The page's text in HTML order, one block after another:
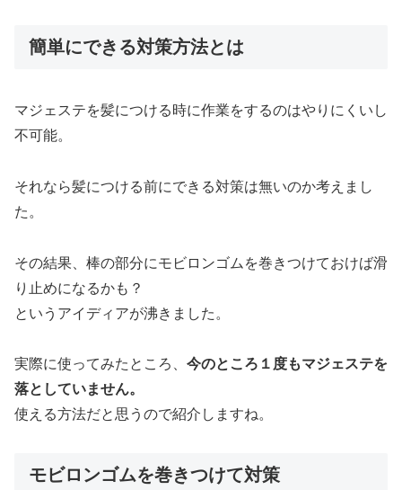
簡単にできる対策方法とは
マジェステを髪につける時に作業をするのはやりにくいし
不可能。
それなら髪につける前にできる対策は無いのか考えまし
た。
その結果、棒の部分にモビロンゴムを巻きつけておけば滑
り止めになるかも？
というアイディアが沸きました。
実際に使ってみたところ、 今のところ１度もマジェステを
落としていません。
使える方法だと思うので紹介しますね。
モビロンゴムを巻きつけて対策